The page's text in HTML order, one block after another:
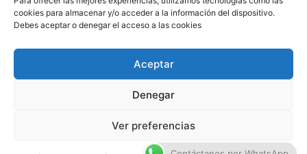
cookies para almacenar y/o acceder a la información del dispositivo.
Debes aceptar o denegar el acceso a las cookies
Aceptar
Denegar
Ver preferencias
Política de Privacidad
Contacto